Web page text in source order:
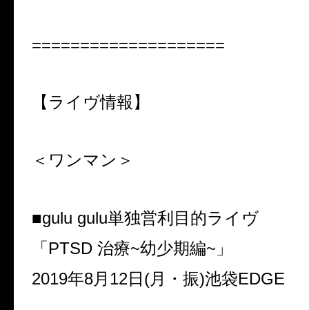
====================
【ライヴ情報】
＜ワンマン＞
■gulu gulu単独営利目的ライヴ
「PTSD 治療~幼少期編~」
2019年8月12日(月・振)池袋EDGE